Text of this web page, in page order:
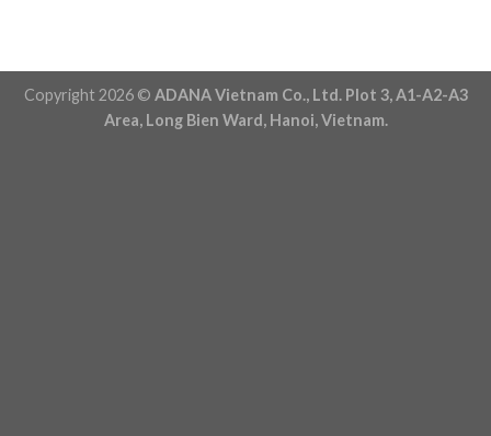
Copyright 2026 © ADANA Vietnam Co., Ltd. Plot 3, A1-A2-A3
Area, Long Bien Ward, Hanoi, Vietnam.